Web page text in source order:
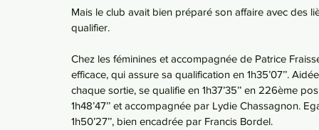
Mais le club avait bien préparé son affaire avec des
qualifier.
Chez les féminines et accompagnée de Patrice
efficace, qui assure sa qualification en 1h35’07’’.
chaque sortie, se qualifie en 1h37’35’’ en 226ème
1h48’47’’ et accompagnée par Lydie Chassagnon.
1h50’27’’, bien encadrée par Francis Bordel.